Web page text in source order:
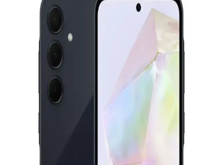
ekran, çözünürlük, ses, bağlantı ve akıllı özellikleri detaylı
karşılaştırmasıyla en uygun seçimi yapın.
Galaxy Tablet A9: Güçlü Performans ve Şık
Tasarım ile Elektronik Dünyasında Yeni Bir Adım
Galaxy Tablet A9, geniş ekran, güçlü işlemci ve uzun pil ömrüyle
öne çıkan, modern tasarıma sahip, 5G ve yapay zeka destekli
gelişmiş özellikler sunan yeni nesil tablet.
Samsung Galaxy S22 Siyah: Güç ve Estetiğin
Modern Buluşması
Samsung Galaxy S22 Siyah, şık tasarımı, yüksek performansı ve
gelişmiş kameralarıyla günlük kullanım ve tarzınızı yansıtmak için